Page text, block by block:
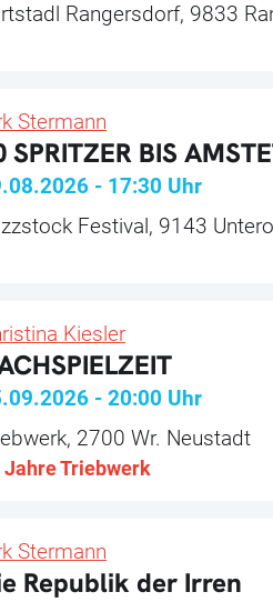
Rangersdorf, 9833
Stermann
SPRITZER BIS
- 17:30 Uhr
Festival, 9143
Kiesler
- 20:00 Uhr
2700 Wr. Neustadt
Jahre Triebwerk
Stermann
Republik der Irren